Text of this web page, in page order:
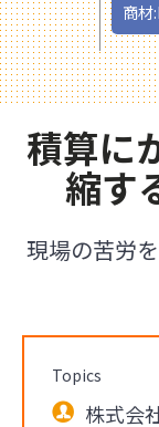
商
積算に
縮す
現場の苦労
Topics
株式会